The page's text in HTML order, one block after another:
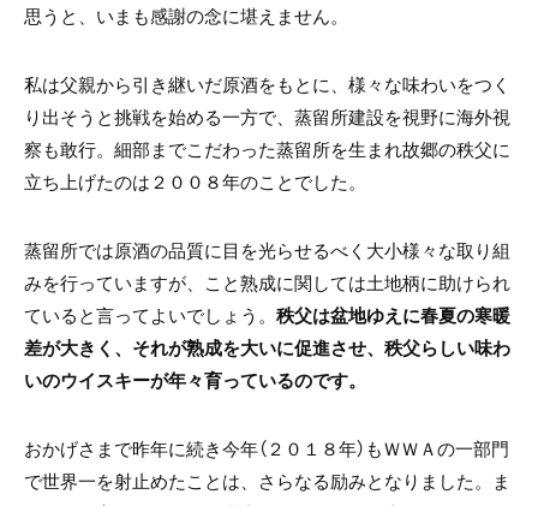
思うと、いまも感謝の念に堪えません。
私は父親から引き継いだ原酒をもとに、様々な味わいをつく
り出そうと挑戦を始める一方で、蒸留所建設を視野に海外視
察も敢行。細部までこだわった蒸留所を生まれ故郷の秩父に
立ち上げたのは２００８年のことでした。
蒸留所では原酒の品質に目を光らせるべく大小様々な取り組
みを行っていますが、こと熟成に関しては土地柄に助けられ
ていると言ってよいでしょう。 秩父は盆地ゆえに春夏の寒暖
差が大きく、それが熟成を大いに促進させ、秩父らしい味わ
いのウイスキーが年々育っているのです。
おかげさまで昨年に続き今年（２０１８年）もＷＷＡの一部門
で世界一を射止めたことは、さらなる励みとなりました。ま